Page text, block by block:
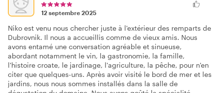
12 septembre 2025
Niko est venu nous chercher juste à l'extérieur des remparts de
Dubrovnik. Il nous a accueillis comme de vieux amis. Nous
avons entamé une conversation agréable et sinueuse,
abordant notamment le vin, la gastronomie, la famille,
l'histoire croate, le jardinage, l'agriculture, la pêche, pour n'en
citer que quelques-uns. Après avoir visité le bord de mer et les
jardins, nous nous sommes installés dans la salle de